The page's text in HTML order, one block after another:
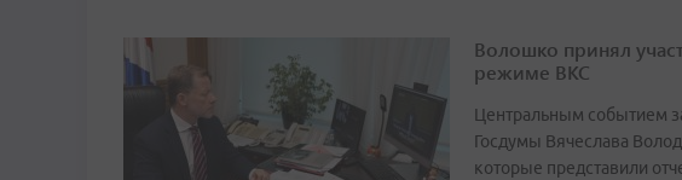
Волошко принял
режиме ВКС
Центральным событием
Госдумы Вячеслава
которые представили